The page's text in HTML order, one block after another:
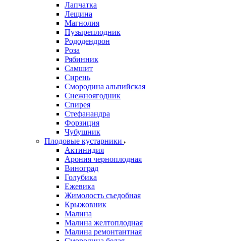
Лапчатка
Лещина
Магнолия
Пузыреплодник
Рододендрон
Роза
Рябинник
Самшит
Сирень
Смородина альпийская
Снежноягодник
Спирея
Стефанандра
Форзиция
Чубушник
Плодовые кустарники
Актинидия
Арония черноплодная
Виноград
Голубика
Ежевика
Жимолость съедобная
Крыжовник
Малина
Малина желтоплодная
Малина ремонтантная